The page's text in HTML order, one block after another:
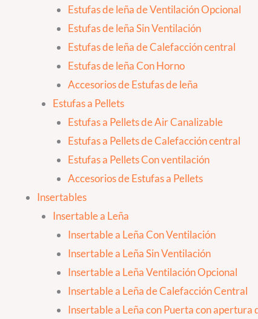
Estufas de leña de Ventilación Opcional
Estufas de leña Sin Ventilación
Estufas de leña de Calefacción central
Estufas de leña Con Horno
Accesorios de Estufas de leña
Estufas a Pellets
Estufas a Pellets de Air Canalizable
Estufas a Pellets de Calefacción central
Estufas a Pellets Con ventilación
Accesorios de Estufas a Pellets
Insertables
Insertable a Leña
Insertable a Leña Con Ventilación
Insertable a Leña Sin Ventilación
Insertable a Leña Ventilación Opcional
Insertable a Leña de Calefacción Central
Insertable a Leña con Puerta con apertura